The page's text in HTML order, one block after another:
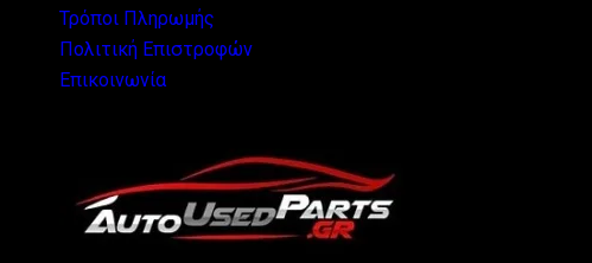
Τρόποι Πληρωμής
Πολιτική Επιστροφών
Επικοινωνία